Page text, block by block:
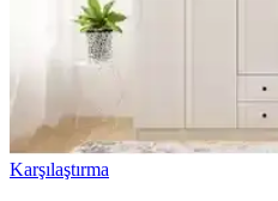
Karşılaştırma